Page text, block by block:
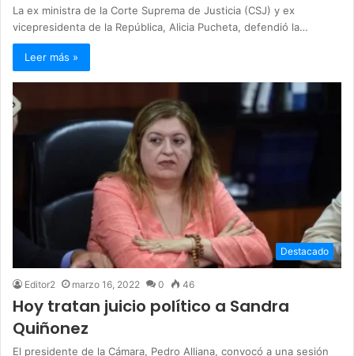
La ex ministra de la Corte Suprema de Justicia (CSJ) y ex
vicepresidenta de la República, Alicia Pucheta, defendió la…
Leer más »
Destacado
Editor2 marzo 16, 2022 0 46
Hoy tratan juicio político a Sandra
Quiñonez
El presidente de la Cámara, Pedro Alliana, convocó a una sesión